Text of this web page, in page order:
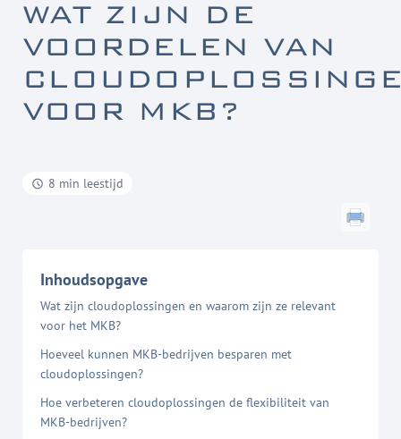
WAT ZIJN DE
VOORDELEN VAN
VOOR MKB?
8 min leestijd
Inhoudsopgave
Wat zijn cloudoplossingen en waarom zijn ze relevant
voor het MKB?
Hoeveel kunnen MKB-bedrijven besparen met
cloudoplossingen?
Hoe verbeteren cloudoplossingen de flexibiliteit van
MKB-bedrijven?